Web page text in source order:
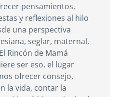
pensamientos,
y reflexiones al hilo
una perspectiva
seglar, maternal,
Rincón de Mamá
ser eso, el lugar
ofrecer consejo,
la vida, contar la